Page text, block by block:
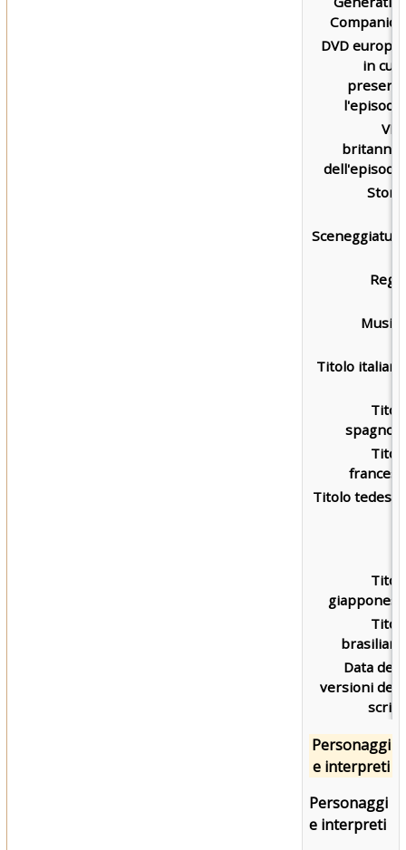
DVD
in cui
Titolo
Titolo
Data
versioni
Personaggi
e interpreti
Personaggi
e interpreti